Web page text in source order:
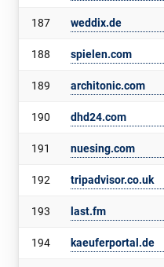
187 weddix.de
188 spielen.com
189 architonic.com
190 dhd24.com
191 nuesing.com
192 tripadvisor.co.uk
193 last.fm
194 kaeuferportal.de